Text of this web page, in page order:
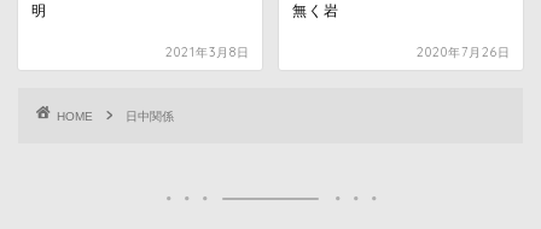
明
2021年3月8日
無く岩
2020年7月26日
HOME 日中関係